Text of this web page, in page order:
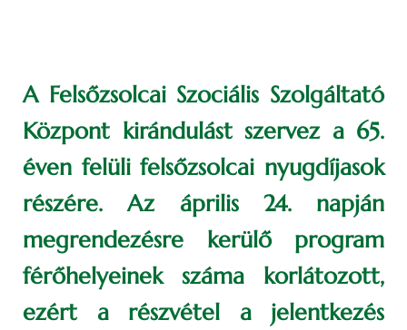
A Felsőzsolcai Szociális Szolgáltató
Központ kirándulást szervez a 65.
éven felüli felsőzsolcai nyugdíjasok
részére. Az április 24. napján
megrendezésre kerülő program
férőhelyeinek száma korlátozott,
ezért a részvétel a jelentkezés